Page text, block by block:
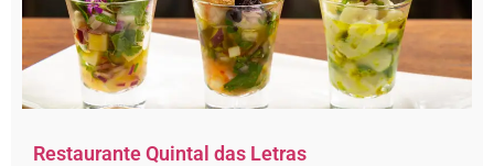
Restaurante Quintal das Letras